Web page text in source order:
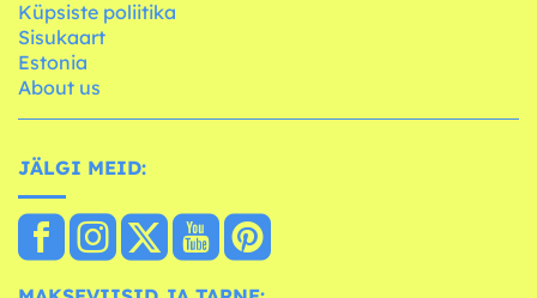
Küpsiste poliitika
Sisukaart
Estonia
About us
JÄLGI MEID: